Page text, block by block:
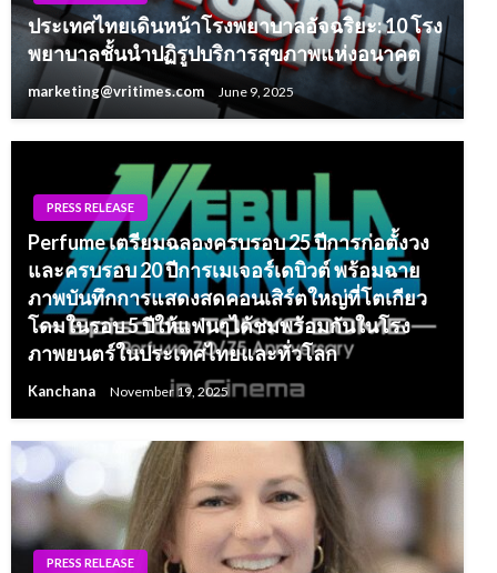
ประเทศไทยเดินหน้าโรงพยาบาลอัจฉริยะ: 10 โรง
พยาบาลชั้นนำปฏิรูปบริการสุขภาพแห่งอนาคต
marketing@vritimes.com June 9, 2025
PRESS RELEASE
Perfume เตรียมฉลองครบรอบ 25 ปีการก่อตั้งวง
และครบรอบ 20 ปีการเมเจอร์เดบิวต์ พร้อมฉาย
ภาพบันทึกการแสดงสดคอนเสิร์ตใหญ่ที่โตเกียว
โดมในรอบ 5 ปีให้แฟนๆได้ชมพร้อมกันในโรง
ภาพยนตร์ในประเทศไทยและทั่วโลก
Kanchana November 19, 2025
PRESS RELEASE